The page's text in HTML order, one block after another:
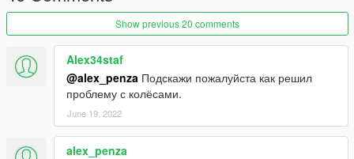
6 - Spawn by name using a trainer by typing: mobm23
ENJOY !
Show previous 20 comments
Alex34staf
@alex_penza Подскажи пожалуйста как решил
проблему с колёсами.
June 19, 2022
alex_penza